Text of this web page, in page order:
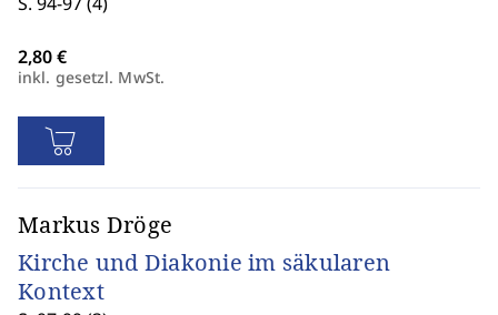
inkl. gesetzl. MwSt.
Markus Dröge
Kirche und Diakonie im säkularen
Kontext